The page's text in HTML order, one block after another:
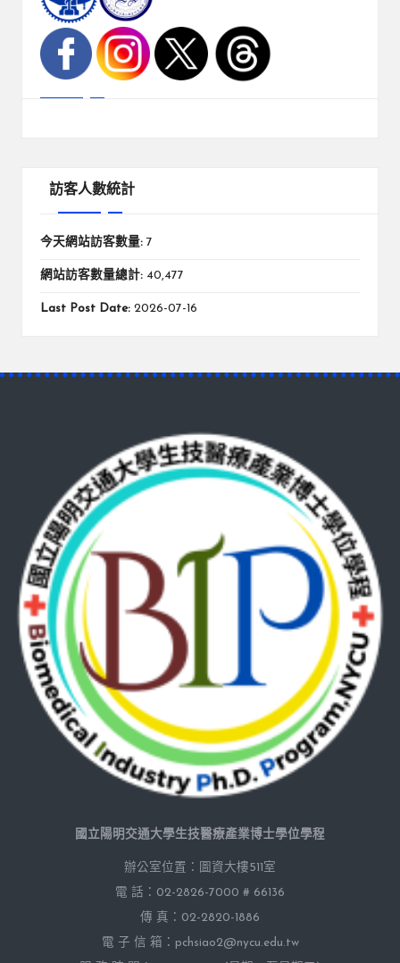
訪客人數統計
今天網站訪客數量: 7
網站訪客數量總計: 40,477
Last Post Date: 2026-07-16
國立陽明交通大學生技醫療產業博士學位學程
辦公室位置：圖資大樓511室
電 話：02-2826-7000 # 66136
傳 真：02-2820-1886
電 子 信 箱：pchsiao2@nycu.edu.tw